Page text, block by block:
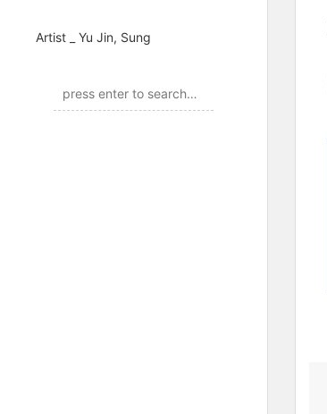
Artist _ Yu Jin, Sung